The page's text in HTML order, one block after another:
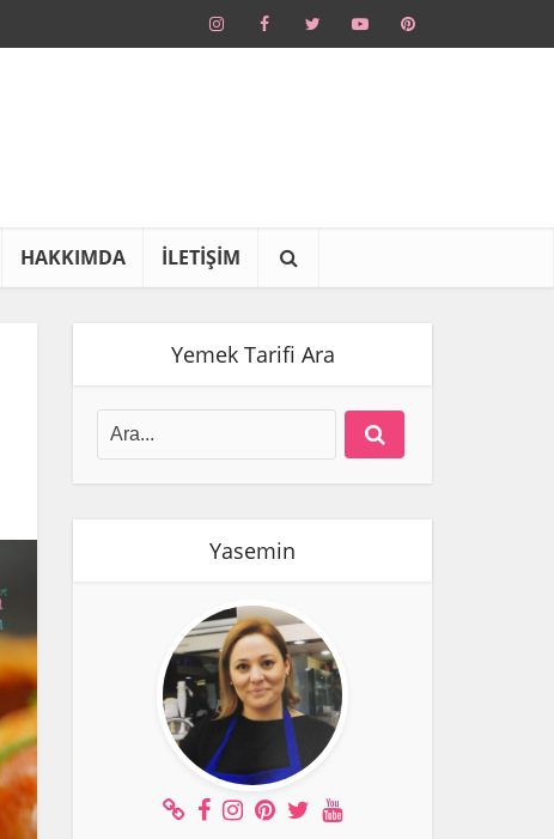
HAKKIMDA İLETİŞİM
Yemek Tarifi Ara
Yasemin